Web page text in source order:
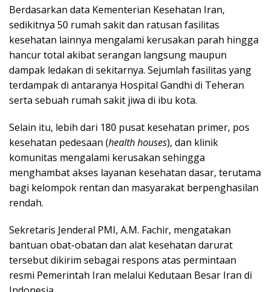
Berdasarkan data Kementerian Kesehatan Iran,
sedikitnya 50 rumah sakit dan ratusan fasilitas
kesehatan lainnya mengalami kerusakan parah hingga
hancur total akibat serangan langsung maupun
dampak ledakan di sekitarnya. Sejumlah fasilitas yang
terdampak di antaranya Hospital Gandhi di Teheran
serta sebuah rumah sakit jiwa di ibu kota.
Selain itu, lebih dari 180 pusat kesehatan primer, pos
kesehatan pedesaan (health houses), dan klinik
komunitas mengalami kerusakan sehingga
menghambat akses layanan kesehatan dasar, terutama
bagi kelompok rentan dan masyarakat berpenghasilan
rendah.
Sekretaris Jenderal PMI, A.M. Fachir, mengatakan
bantuan obat-obatan dan alat kesehatan darurat
tersebut dikirim sebagai respons atas permintaan
resmi Pemerintah Iran melalui Kedutaan Besar Iran di